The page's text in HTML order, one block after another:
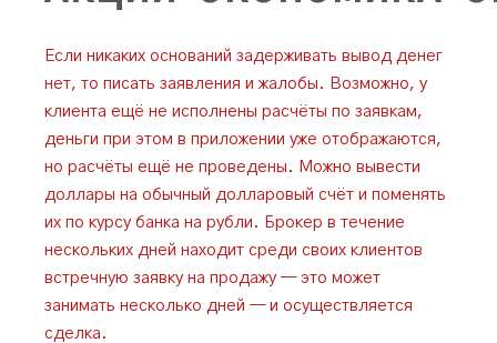
Если никаких оснований задерживать вывод денег
нет, то писать заявления и жалобы. Возможно, у
клиента ещё не исполнены расчёты по заявкам,
деньги при этом в приложении уже отображаются,
но расчёты ещё не проведены. Можно вывести
доллары на обычный долларовый счёт и поменять
их по курсу банка на рубли. Брокер в течение
нескольких дней находит среди своих клиентов
встречную заявку на продажу — это может
занимать несколько дней — и осуществляется
сделка.